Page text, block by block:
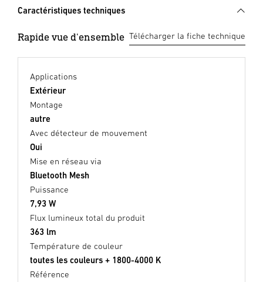
Caractéristiques techniques
Rapide vue d'ensemble Télécharger la fiche technique
Applications
Extérieur
Montage
autre
Avec détecteur de mouvement
Oui
Mise en réseau via
Bluetooth Mesh
Puissance
7,93 W
Flux lumineux total du produit
363 lm
Température de couleur
toutes les couleurs + 1800-4000 K
Référence